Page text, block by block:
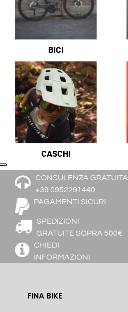
BICI
CASCHI
CONSULENZA GRATUITA
+39 0952291440
PAGAMENTI SICURI
SPEDIZIONI
GRATUITE SOPRA 500€
CHIEDI
INFORMAZIONI
FINA BIKE